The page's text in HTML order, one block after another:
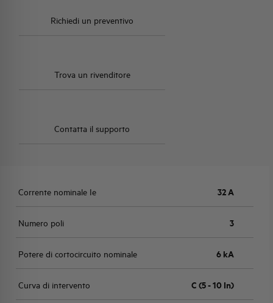
Richiedi un preventivo
Trova un rivenditore
Contatta il supporto
Corrente nominale Ie 32 A
Numero poli 3
Potere di cortocircuito nominale 6 kA
Curva di intervento C (5 - 10 In)